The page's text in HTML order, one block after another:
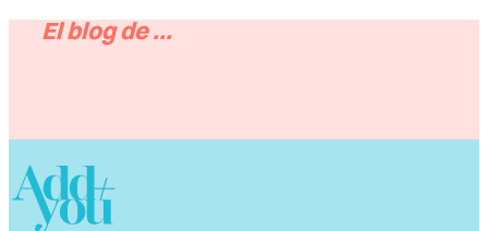
El blog de ...